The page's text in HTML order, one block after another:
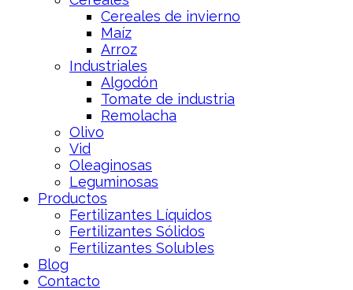
Cereales de invierno
Maíz
Arroz
Industriales
Algodón
Tomate de industria
Remolacha
Olivo
Vid
Oleaginosas
Leguminosas
Productos
Fertilizantes Líquidos
Fertilizantes Sólidos
Fertilizantes Solubles
Blog
Contacto